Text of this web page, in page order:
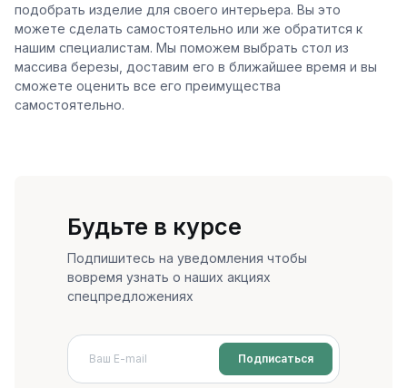
подобрать изделие для своего интерьера. Вы это
можете сделать самостоятельно или же обратится к
нашим специалистам. Мы поможем выбрать стол из
массива березы, доставим его в ближайшее время и вы
сможете оценить все его преимущества
самостоятельно.
Будьте в курсе
Подпишитесь на уведомления чтобы
вовремя узнать о наших акциях
спецпредложениях
Подписаться